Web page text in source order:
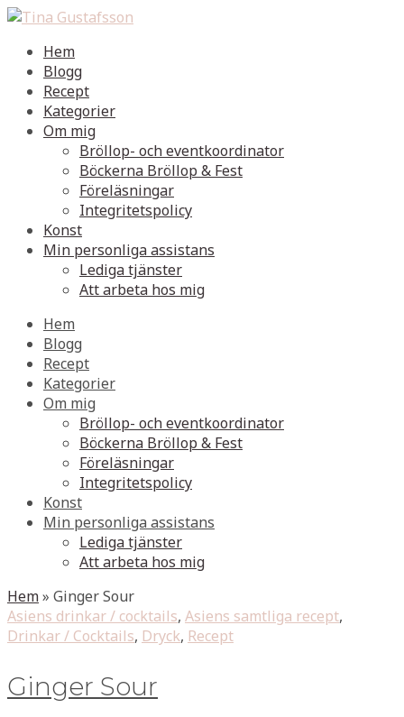
Hem
Blogg
Recept
Kategorier
Om mig
Bröllop- och eventkoordinator
Böckerna Bröllop & Fest
Föreläsningar
Integritetspolicy
Konst
Min personliga assistans
Lediga tjänster
Att arbeta hos mig
Hem
Blogg
Recept
Kategorier
Om mig
Bröllop- och eventkoordinator
Böckerna Bröllop & Fest
Föreläsningar
Integritetspolicy
Konst
Min personliga assistans
Lediga tjänster
Att arbeta hos mig
Hem» Ginger Sour
Asiens drinkar / cocktails, Asiens samtliga recept,
Drinkar / Cocktails, Dryck, Recept
Ginger Sour